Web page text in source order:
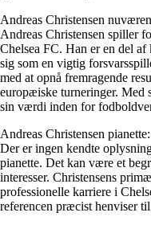
Andreas Christensen
Andreas Christensen spiller
Chelsea FC. Han er en del
sig som en vigtig
med at opnå fremragende
europæiske turneringer. Med
sin værdi inden for
Andreas Christensen pianette:
Der er ingen kendte
pianette. Det kan være et
interesser. Christensens
professionelle karriere i
referencen præcist henviser